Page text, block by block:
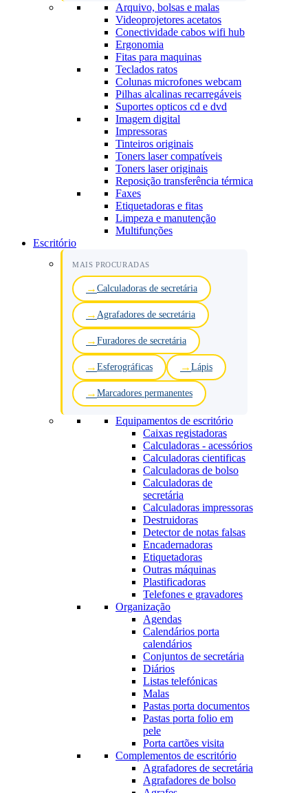
Arquivo, bolsas e malas
Videoprojetores acetatos
Conectividade cabos wifi hub
Ergonomia
Fitas para maquinas
Teclados ratos
Colunas microfones webcam
Pilhas alcalinas recarregáveis
Suportes opticos cd e dvd
Imagem digital
Impressoras
Tinteiros originais
Toners laser compatíveis
Toners laser originais
Reposição transferência térmica
Faxes
Etiquetadoras e fitas
Limpeza e manutenção
Multifunções
Escritório
MAIS PROCURADAS
Calculadoras de secretária
Agrafadores de secretária
Furadores de secretária
Esferográficas Lápis
Marcadores permanentes
Equipamentos de escritório
Caixas registadoras
Calculadoras - acessórios
Calculadoras cientificas
Calculadoras de bolso
Calculadoras de
secretária
Calculadoras impressoras
Destruidoras
Detector de notas falsas
Encadernadoras
Etiquetadoras
Outras máquinas
Plastificadoras
Telefones e gravadores
Organização
Agendas
Calendários porta
calendários
Conjuntos de secretária
Diários
Listas telefónicas
Malas
Pastas porta documentos
Pastas porta folio em
pele
Porta cartões visita
Complementos de escritório
Agrafadores de secretária
Agrafadores de bolso